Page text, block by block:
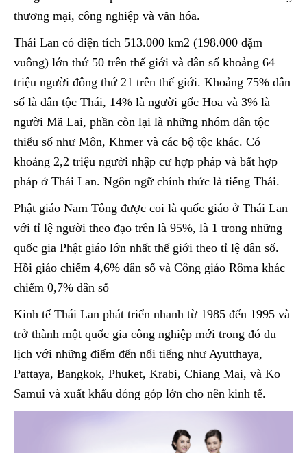
thương mại, công nghiệp và văn hóa.
Thái Lan có diện tích 513.000 km2 (198.000 dặm
vuông) lớn thứ 50 trên thế giới và dân số khoảng 64
triệu người đông thứ 21 trên thế giới. Khoảng 75% dân
số là dân tộc Thái, 14% là người gốc Hoa và 3% là
người Mã Lai, phần còn lại là những nhóm dân tộc
thiểu số như Môn, Khmer và các bộ tộc khác. Có
khoảng 2,2 triệu người nhập cư hợp pháp và bất hợp
pháp ở Thái Lan. Ngôn ngữ chính thức là tiếng Thái.
Phật giáo Nam Tông được coi là quốc giáo ở Thái Lan
với tỉ lệ người theo đạo trên là 95%, là 1 trong những
quốc gia Phật giáo lớn nhất thế giới theo tỉ lệ dân số.
Hồi giáo chiếm 4,6% dân số và Công giáo Rôma khác
chiếm 0,7% dân số
Kinh tế Thái Lan phát triển nhanh từ 1985 đến 1995 và
trở thành một quốc gia công nghiệp mới trong đó du
lịch với những điểm đến nổi tiếng như Ayutthaya,
Pattaya, Bangkok, Phuket, Krabi, Chiang Mai, và Ko
Samui và xuất khẩu đóng góp lớn cho nên kinh tế.